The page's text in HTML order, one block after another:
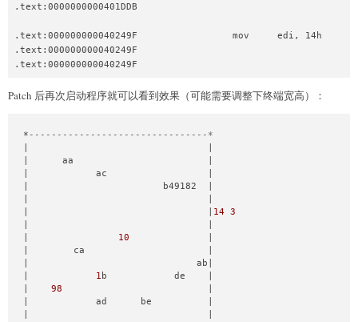
.text:0000000000401DDB                                         ;
.text:000000000040249F                 mov     edi, 14h
.text:000000000040249F                                         ;
.text:000000000040249F
Patch 后再次启动程序就可以看到效果（可能需要调整下终端宽高）：
* --------------------------------*
|      aa                        |
|            ac                  |
|                        b49182  |
14
3
10
|        ca                      |
|                              ab|
1 b            de    |
| 98
|            ad      be          |